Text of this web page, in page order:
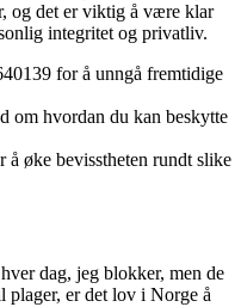
og det er viktig å være klar
integritet og privatliv.
for å unngå fremtidige
om hvordan du kan beskytte
øke bevisstheten rundt slike
dag, jeg blokker, men de
plager, er det lov i Norge å